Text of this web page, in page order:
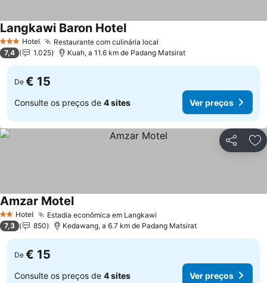
3 EstrelasHotel Restaurante com culinária local
Langkawi Baron Hotel
7,4 1.025 Kuah, a 11.6 km de Padang Matsirat
De € 15
Consulte os preços de 4 sites Ver preços
Partilhar
2 Estrelas
Hotel Estadia econômica em Langkawi
Amzar Motel
7,3 850 Kedawang, a 6.7 km de Padang Matsirat
De € 15
Consulte os preços de 4 sites Ver preços